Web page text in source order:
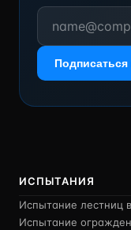
ИСПЫТАНИЯ
Испытание лестниц
Испытание